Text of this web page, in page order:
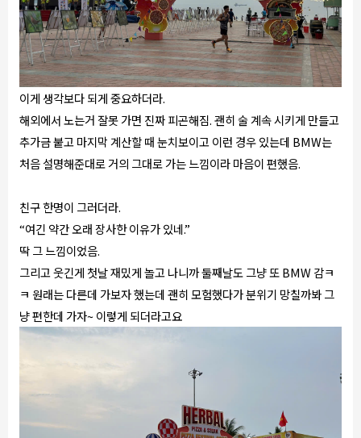
이게 생각보다 되게 중요하더라.
해외에서 노는거 잘못 가면 진짜 피곤해짐. 괜히 술 계속 시키게 만들고
추가금 붙고 마지막 계산할 때 눈치보이고 이런 경우 있는데 BMW는
처음 설명해준대로 거의 그대로 가는 느낌이라 마음이 편했음.
친구 한명이 그러더라.
“여긴 약간 오래 장사한 이유가 있네.”
딱 그 느낌이었음.
그리고 웃긴게 첫날 재밌게 놀고 나니까 둘째날도 그냥 또 BMW 감ㅋ
ㅋ 원래는 다른데 가보자 했는데 괜히 모험했다가 분위기 망칠까봐 그
냥 편한데 가자~ 이렇게 되더라고요